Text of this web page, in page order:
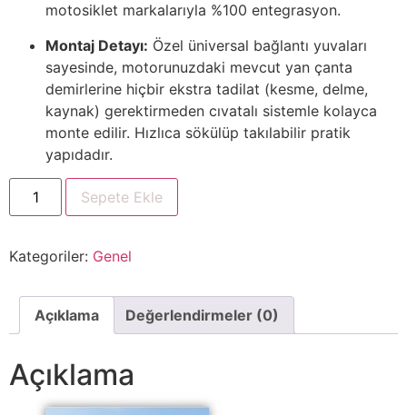
motosiklet markalarıyla %100 entegrasyon.
Montaj Detayı: Özel üniversal bağlantı yuvaları
sayesinde, motorunuzdaki mevcut yan çanta
demirlerine hiçbir ekstra tadilat (kesme, delme,
kaynak) gerektirmeden cıvatalı sistemle kolayca
monte edilir. Hızlıca sökülüp takılabilir pratik
yapıdadır.
Sepete Ekle
Kategoriler: Genel
Açıklama Değerlendirmeler (0)
Açıklama